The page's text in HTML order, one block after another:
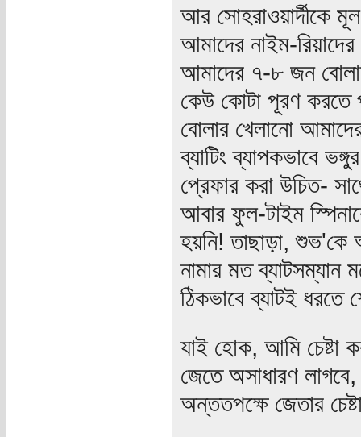
আর সোহরাওয়ার্দীকে
আমাদের নাইম-
আমাদের ৭-৮ জন
কেউ কোটা পূরণ করতে
বোলার খেলানো
ব্যাটিং ব্যাপকভাবে
প্রেফার করা উচিত-
আবার ফুল-টাইম
হয়নি! তাছাড়া,
নামার মত ব্যাটসম্যান
ঠিকভাবে ব্যাটই ধরতে
যাই হোক, আমি চেষ্টা
জেতে অসাধারণ
অন্ততপক্ষে জেতার